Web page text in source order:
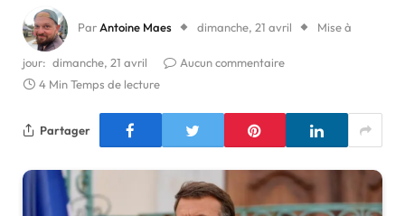
Par Antoine Maes dimanche, 21 avril Mise à
jour: dimanche, 21 avril
Aucun commentaire
4 Min Temps de lecture
Partager